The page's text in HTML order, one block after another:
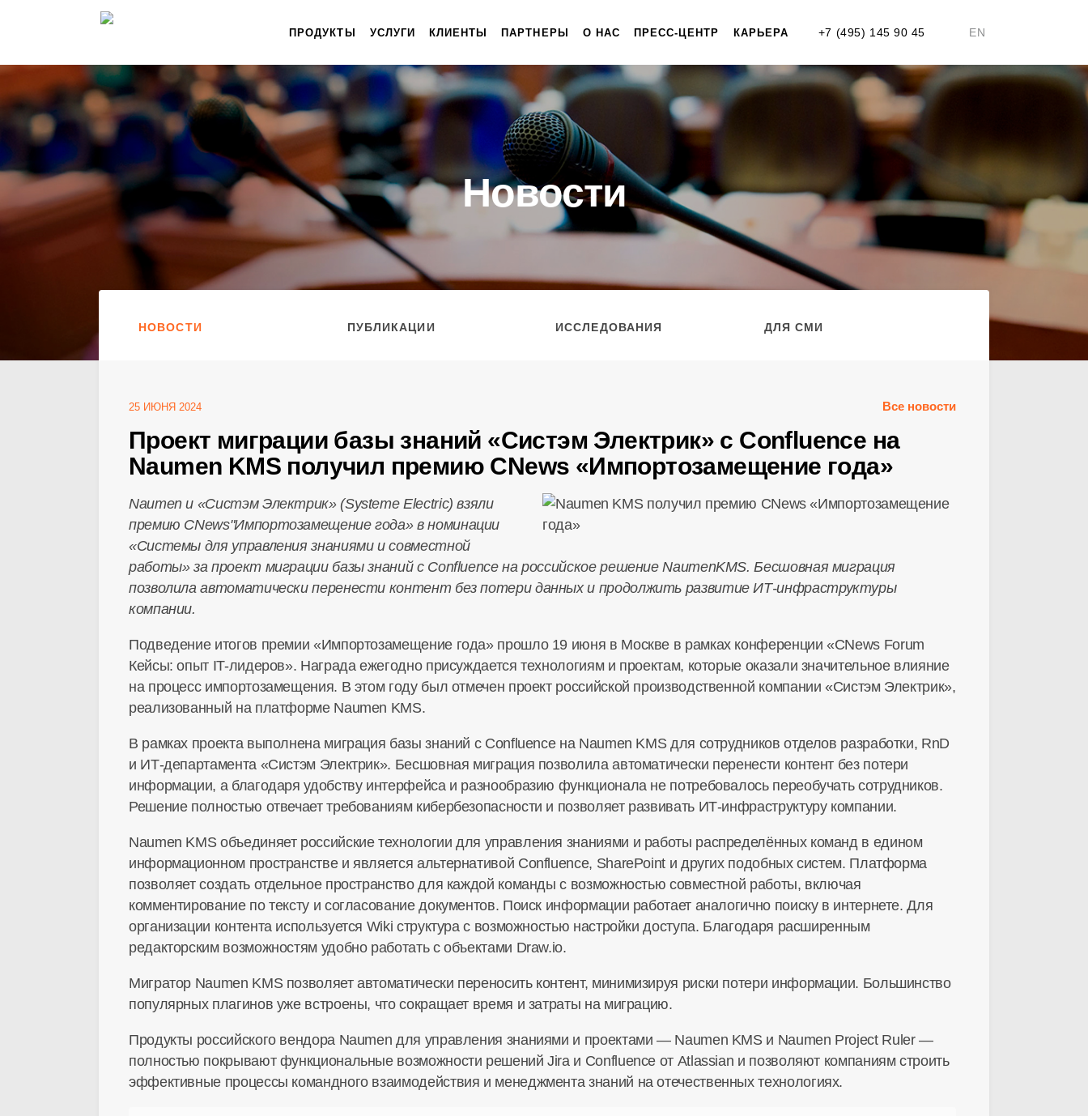
+7 (495) 145 90 45 EN
ПРОДУКТЫ УСЛУГИ КЛИЕНТЫ ПАРТНЕРЫ О НАС ПРЕСС-ЦЕНТР КАРЬЕРА
Новости
НОВОСТИ ПУБЛИКАЦИИ ИССЛЕДОВАНИЯ ДЛЯ СМИ
Все новости
25 ИЮНЯ 2024
Проект миграции базы знаний «Систэм Электрик» c Confluence на
Naumen KMS получил премию CNews «Импортозамещение года»
Naumen и «Систэм Электрик» (Systeme Electric) взяли
премию CNews"Импортозамещение года» в номинации
«Системы для управления знаниями и совместной
работы» за проект миграции базы знаний с Confluence на российское решение NaumenKMS. Бесшовная миграция
позволила автоматически перенести контент без потери данных и продолжить развитиеИТ-инфраструктуры
компании.
Подведение итогов премии «Импортозамещение года» прошло 19 июня в Москве в рамках конференции «CNews Forum
Кейсы: опыт IT-лидеров». Награда ежегодно присуждается технологиям и проектам, которые оказали значительное влияние
на процесс импортозамещения. В этом году был отмечен проект российской производственной компании «Систэм Электрик»,
реализованный на платформе Naumen KMS.
В рамках проекта выполнена миграция базы знаний с Confluence на Naumen KMS для сотрудников отделов разработки, RnD
и ИТ-департамента«Систэм Электрик». Бесшовная миграция позволила автоматически перенести контент без потери
информации, а благодаря удобству интерфейса и разнообразию функционала не потребовалось переобучать сотрудников.
Решение полностью отвечает требованиям кибербезопасности и позволяет развивать ИТ-инфраструктурукомпании.
Naumen KMS объединяет российские технологии для управления знаниями и работы распределённых команд в едином
информационном пространстве и является альтернативой Confluence, SharePoint и других подобных систем. Платформа
позволяет создать отдельное пространство для каждой команды с возможностью совместной работы, включая
комментирование по тексту и согласование документов. Поиск информации работает аналогично поиску в интернете. Для
организации контента используется Wiki структура с возможностью настройки доступа. Благодаря расширенным
редакторским возможностям удобно работать с объектами Draw.io.
Мигратор Naumen KMS позволяет автоматически переносить контент, минимизируя риски потери информации. Большинство
популярных плагинов уже встроены, что сокращает время и затраты на миграцию.
Продукты российского вендора Naumen для управления знаниями и проектами — Naumen KMS и Naumen Project Ruler —
полностью покрывают функциональные возможности решений Jira и Confluence от Atlassian и позволяют компаниям строить
эффективные процессы командного взаимодействия и менеджмента знаний на отечественных технологиях.